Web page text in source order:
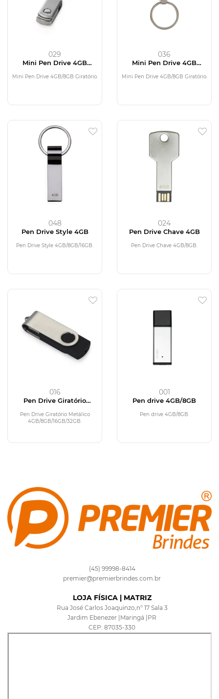
029
Mini Pen Drive 4GB
Mini Pen Drive 4GB/8GB Giratório.
036
Mini Pen Drive 4GB
Mini Pen Drive 4GB/8GB Giratório.
048
Pen Drive Style 4GB
Pen Drive Style 4GB/8GB/16GB.
024
Pen Drive Chave 4GB
Pen Drive Chave 4GB/8GB.
016
Pen Drive Giratório
Pen Drive Giratório Metálico
4GB/8GB/16GB/32GB.
001
Pen drive 4GB/8GB
Pen drive 4GB/8GB.
(45) 99998-8414
premier@premierbrindes.com.br
LOJA FÍSICA | MATRIZ
Rua José Carlos Joaquinzo,n° 17 Sala 3
Jardim Ebenezer |Maringá |PR
CEP: 87035-330